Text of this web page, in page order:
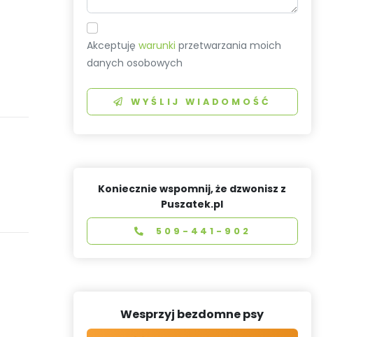
Akceptujęwarunki przetwarzania moich
danych osobowych
WYŚLIJ WIADOMOŚĆ
Koniecznie wspomnij, że dzwonisz z
Puszatek.pl
509-441-902
Wesprzyj bezdomne psy